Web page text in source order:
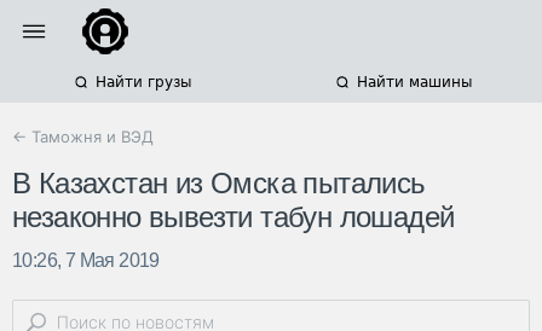
Найти грузы Найти машины
← Таможня и ВЭД
В Казахстан из Омска пытались
незаконно вывезти табун лошадей
10:26, 7 Мая 2019